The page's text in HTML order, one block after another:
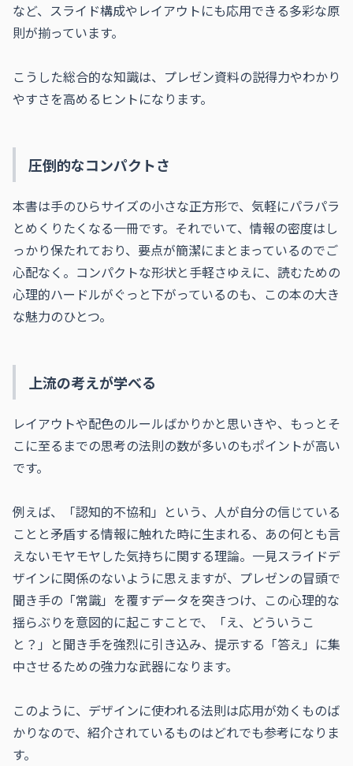
など、スライド構成やレイアウトにも応用できる多彩な原
則が揃っています。
こうした総合的な知識は、プレゼン資料の説得力やわかり
やすさを高めるヒントになります。
圧倒的なコンパクトさ
本書は手のひらサイズの小さな正方形で、気軽にパラパラ
とめくりたくなる一冊です。それでいて、情報の密度はし
っかり保たれており、要点が簡潔にまとまっているのでご
心配なく。コンパクトな形状と手軽さゆえに、読むための
心理的ハードルがぐっと下がっているのも、この本の大き
な魅力のひとつ。
上流の考えが学べる
レイアウトや配色のルールばかりかと思いきや、もっとそ
こに至るまでの思考の法則の数が多いのもポイントが高い
です。
例えば、「認知的不協和」という、人が自分の信じている
ことと矛盾する情報に触れた時に生まれる、あの何とも言
えないモヤモヤした気持ちに関する理論。一見スライドデ
ザインに関係のないように思えますが、プレゼンの冒頭で
聞き手の「常識」を覆すデータを突きつけ、この心理的な
揺らぶりを意図的に起こすことで、「え、どういうこ
と？」と聞き手を強烈に引き込み、提示する「答え」に集
中させるための強力な武器になります。
このように、デザインに使われる法則は応用が効くものば
かりなので、紹介されているものはどれでも参考になりま
す。